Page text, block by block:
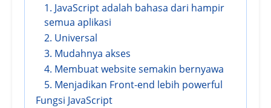
1. JavaScript adalah bahasa dari hampir
semua aplikasi
2. Universal
3. Mudahnya akses
4. Membuat website semakin bernyawa
5. Menjadikan Front-end lebih powerful
Fungsi JavaScript